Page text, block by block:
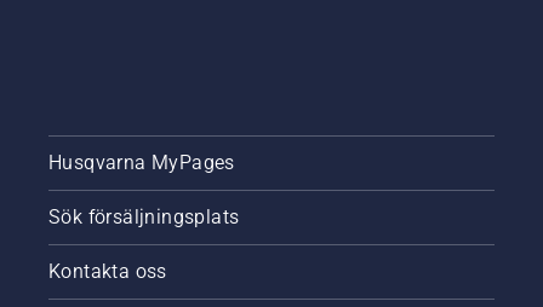
Husqvarna MyPages
Sök försäljningsplats
Kontakta oss